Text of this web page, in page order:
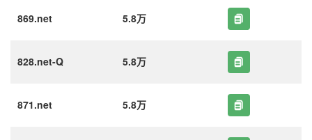
869.net 5.8万
828.net-Q 5.8万
871.net 5.8万